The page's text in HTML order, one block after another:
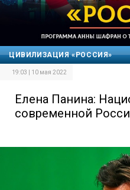
ЦИВИЛИЗАЦИЯ «РОССИЯ»
19:03 | 10 мая 2022
Елена Панина:
современной